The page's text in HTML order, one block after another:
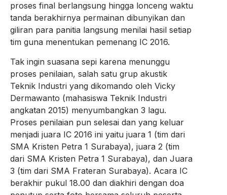
proses final berlangsung hingga lonceng waktu
tanda berakhirnya permainan dibunyikan dan
giliran para panitia langsung menilai hasil setiap
tim guna menentukan pemenang IC 2016.
Tak ingin suasana sepi karena menunggu
proses penilaian, salah satu grup akustik
Teknik Industri yang dikomando oleh Vicky
Dermawanto (mahasiswa Teknik Industri
angkatan 2015) menyumbangkan 3 lagu.
Proses penilaian pun selesai dan yang keluar
menjadi juara IC 2016 ini yaitu juara 1 (tim dari
SMA Kristen Petra 1 Surabaya), juara 2 (tim
dari SMA Kristen Petra 1 Surabaya), dan Juara
3 (tim dari SMA Frateran Surabaya). Acara IC
berakhir pukul 18.00 dan diakhiri dengan doa